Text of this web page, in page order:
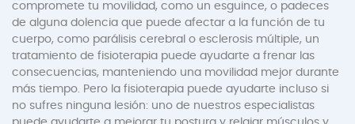
compromete tu movilidad, como un esguince, o padeces
de alguna dolencia que puede afectar a la función de tu
cuerpo, como parálisis cerebral o esclerosis múltiple, un
tratamiento de fisioterapia puede ayudarte a frenar las
consecuencias, manteniendo una movilidad mejor durante
más tiempo. Pero la fisioterapia puede ayudarte incluso si
no sufres ninguna lesión: uno de nuestros especialistas